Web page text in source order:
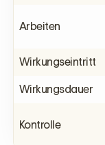
Arbeiten
Wirkungseintritt
Wirkungsdauer
Kontrolle